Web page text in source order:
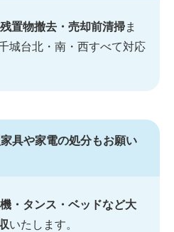
置物撤去・売却前清掃ま
城台北・南・西すべて対応
具や家電の処分もお願い
・タンス・ベッドなど大
いたします。